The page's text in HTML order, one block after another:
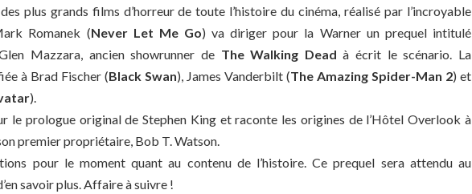
des plus grands films d’horreur de toute l’histoire du cinéma, réalisé par l’incroyable
Romanek (Never Let Me Go) va diriger pour la Warner un prequel intitulé
Mazzara, ancien showrunner de The Walking Dead à écrit le scénario. La
à Brad Fischer (Black Swan), James Vanderbilt (The Amazing Spider-Man 2) et
).
le prologue original de Stephen King et raconte les origines de l’Hôtel Overlook à
premier propriétaire, Bob T. Watson.
pour le moment quant au contenu de l’histoire. Ce prequel sera attendu au
savoir plus. Affaire à suivre !